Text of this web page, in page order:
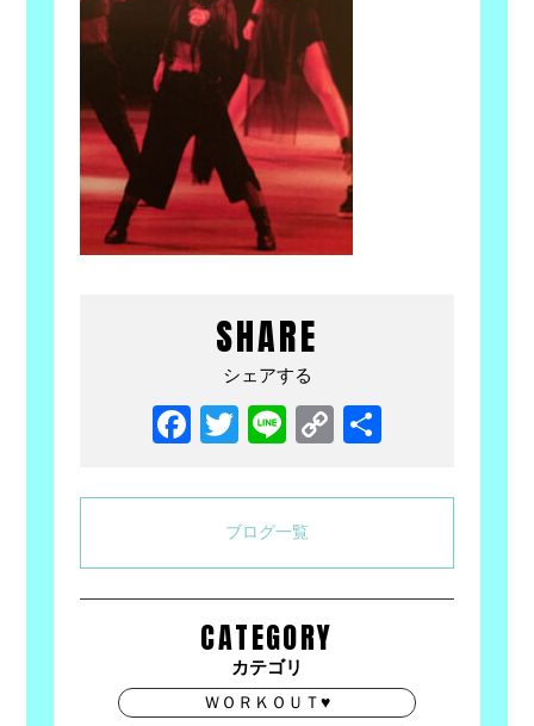
SHARE
シェアする
Facebook
Twitter
LineCopy
ブログ一覧
CATEGORY
カテゴリ
ＷＯＲＫＯＵＴ♥